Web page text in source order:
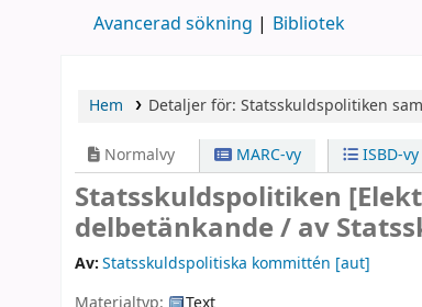
Avancerad sökning Bibliotek
Hem Detaljer för: Statsskuldspolitiken
Normalvy MARC-vy ISBD-vy
Statsskuldspolitiken
delbetänkande /av
Av:Statsskuldspolitiska kommittén [aut]